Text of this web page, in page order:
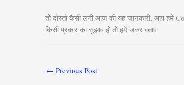
तो दोस्तों कैसी लगी आज की यह जानकारी, आप हमें
किसी प्रकार का सुझाव हो तो हमें जरुर बताएं
← Previous Post